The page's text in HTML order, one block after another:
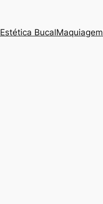
Estética BucalMaquiagem